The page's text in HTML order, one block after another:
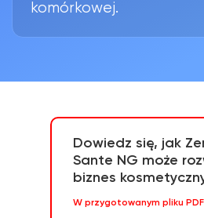
Dowiedz się, jak
Sante NG może
biznes
W przygotowanym pliku